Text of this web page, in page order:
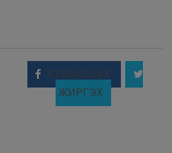
ХУВААЛЦАХ
ЖИРГЭХ